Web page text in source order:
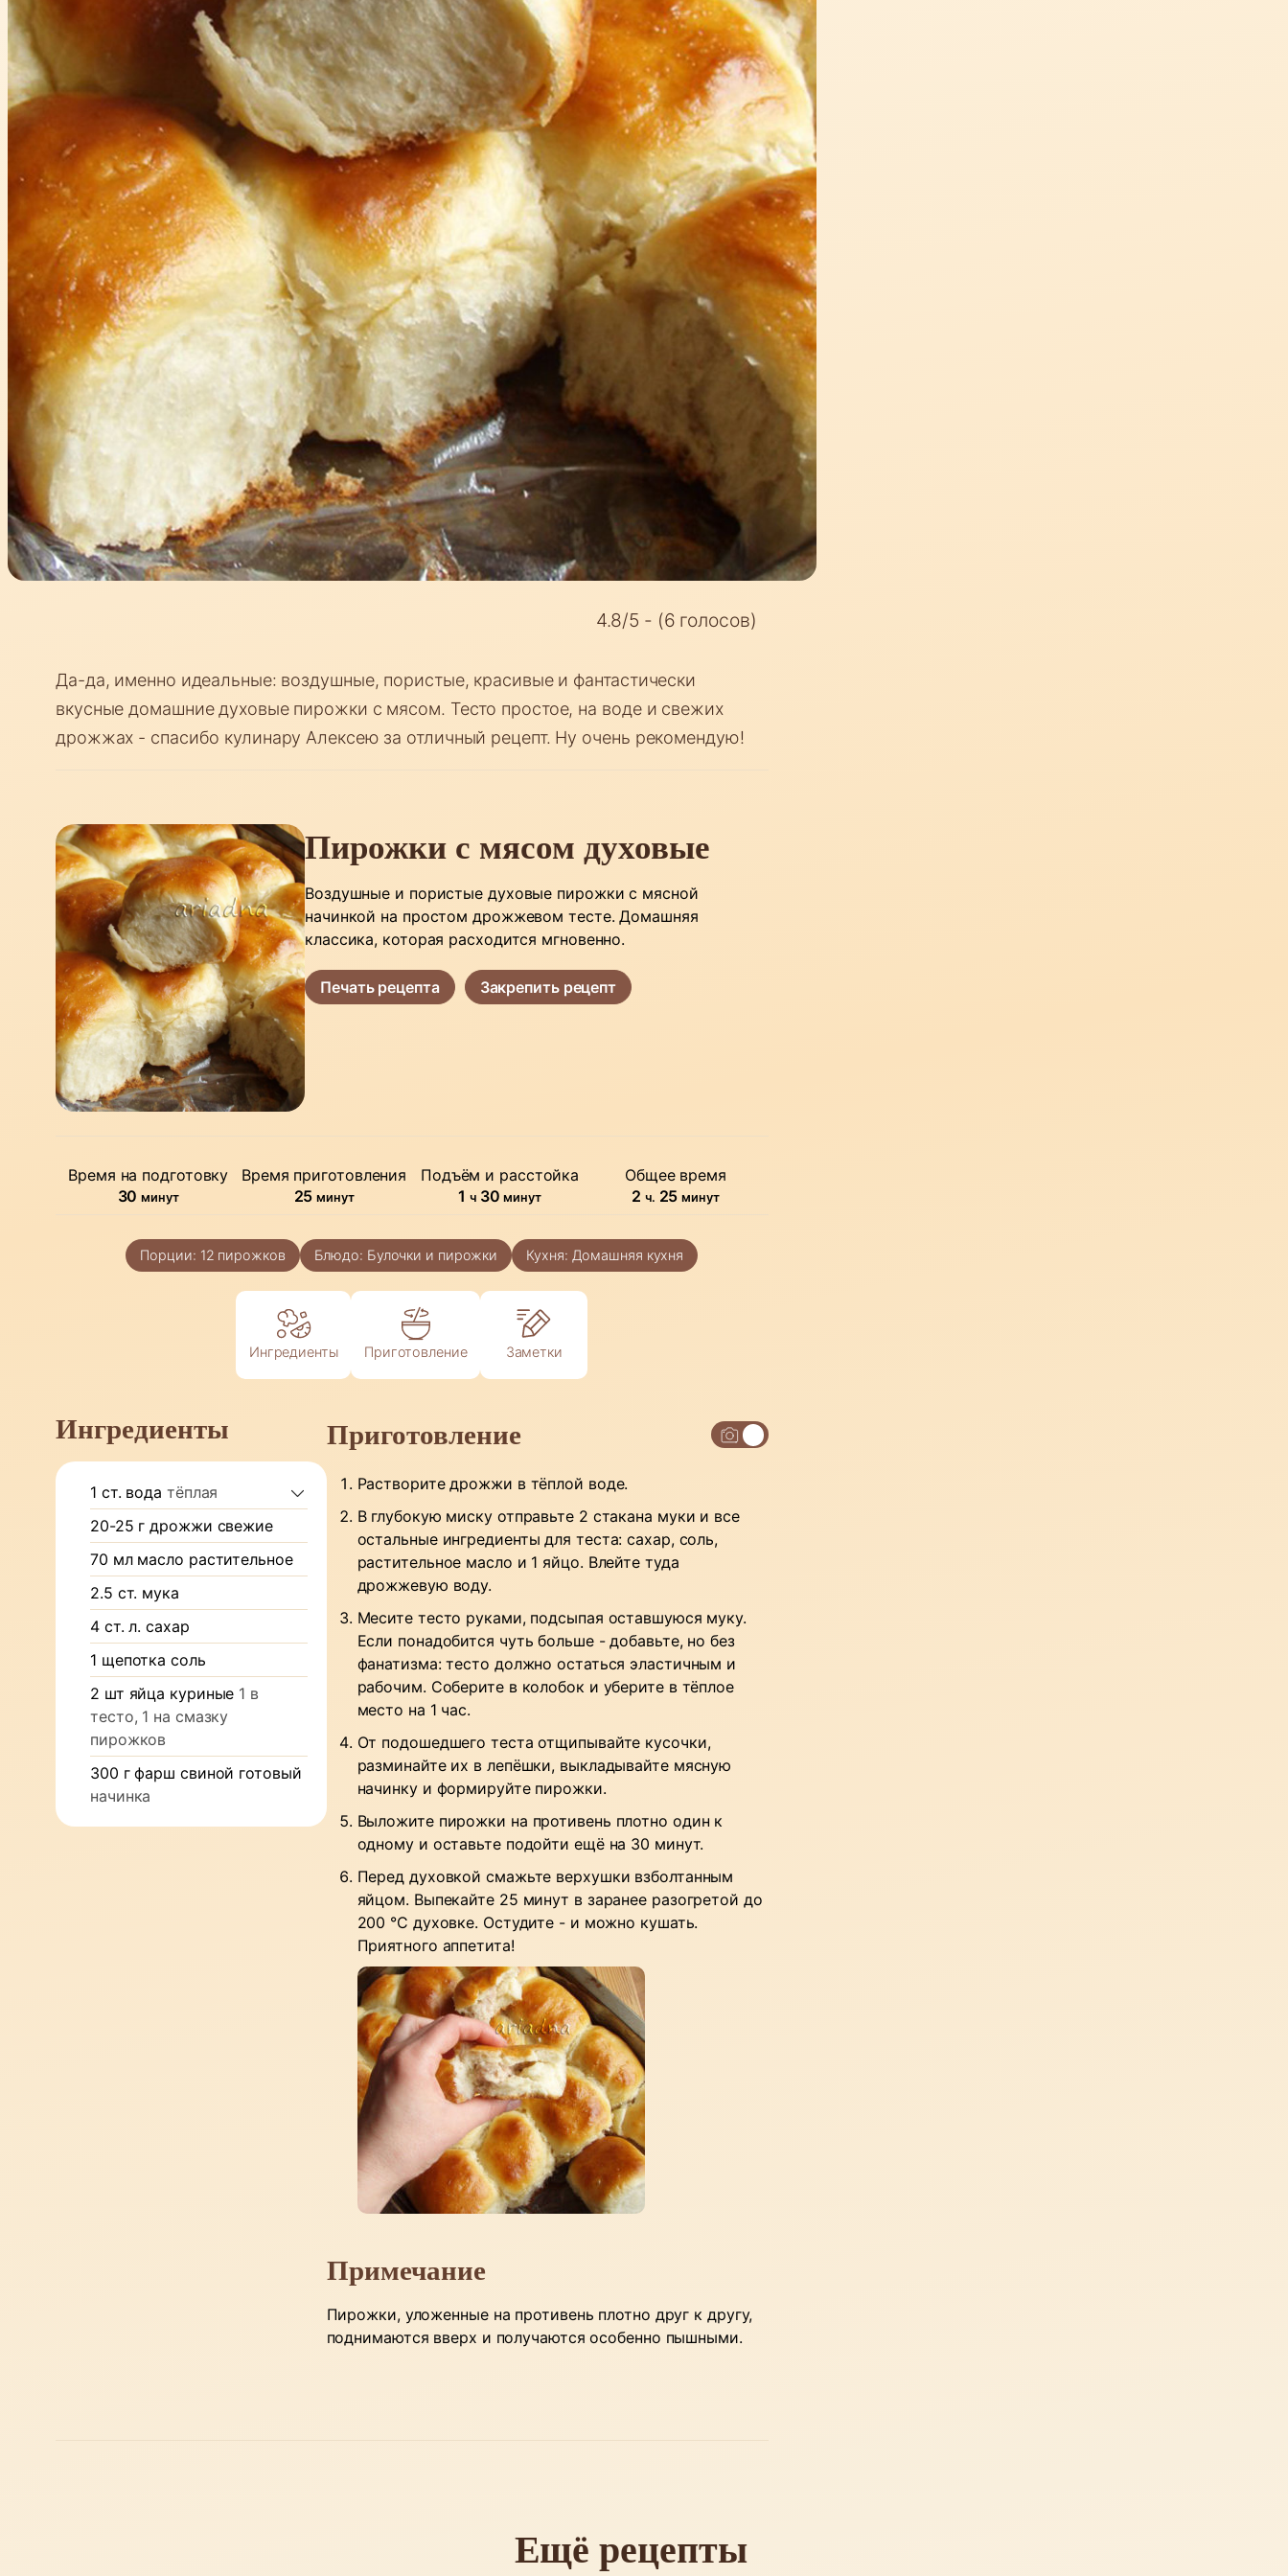
4.8/5 - (6 голосов)
Да-да, именно идеальные: воздушные, пористые, красивые и фантастически
вкусные домашние духовые пирожки с мясом. Тесто простое, на воде и свежих
дрожжах - спасибо кулинару Алексею за отличный рецепт. Ну очень рекомендую!
Пирожки с мясом духовые
Воздушные и пористые духовые пирожки с мясной
начинкой на простом дрожжевом тесте. Домашняя
классика, которая расходится мгновенно.
Печать рецепта Закрепить рецепт
Время на подготовку
30 минуты
минут
Время приготовления
25минуты
минут
Подъём и расстойка
1 час
ч 30минуты
минут
Общее время
2часов
ч. 25минуты
минут
Порции: 12 пирожков Блюдо: Булочки и пирожки Кухня: Домашняя кухня
Ингредиенты Приготовление Заметки
Ингредиенты
1 ст. вода тёплая
20-25 г дрожжи свежие
70 мл масло растительное
2.5 ст. мука
4 ст. л. сахар
1 щепотка соль
2 шт яйца куриные 1 в
тесто, 1 на смазку
пирожков
300 г фарш свиной готовый
начинка
Приготовление
Растворите дрожжи в тёплой воде.
В глубокую миску отправьте 2 стакана муки и все
остальные ингредиенты для теста: сахар, соль,
растительное масло и 1 яйцо. Влейте туда
дрожжевую воду.
Месите тесто руками, подсыпая оставшуюся муку.
Если понадобится чуть больше - добавьте, но без
фанатизма: тесто должно остаться эластичным и
рабочим. Соберите в колобок и уберите в тёплое
место на 1 час.
От подошедшего теста отщипывайте кусочки,
разминайте их в лепёшки, выкладывайте мясную
начинку и формируйте пирожки.
Выложите пирожки на противень плотно один к
одному и оставьте подойти ещё на 30 минут.
Перед духовкой смажьте верхушки взболтанным
яйцом. Выпекайте 25 минут в заранее разогретой до
200 °C духовке. Остудите - и можно кушать.
Приятного аппетита!
Примечание
Пирожки, уложенные на противень плотно друг к другу,
поднимаются вверх и получаются особенно пышными.
Ещё рецепты